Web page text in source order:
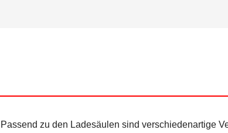
Passend zu den Ladesäulen sind verschiedenartige